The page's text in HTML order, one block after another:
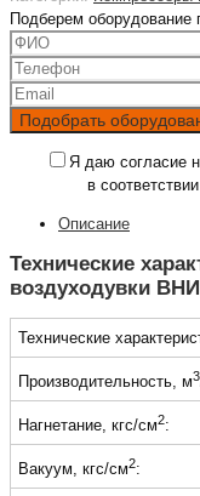
Подберем оборудование
Я даю согласие
в
Описание
Технические
воздуходувки
Технические
Производительность, м3
Нагнетание, кгс/см2:
Вакуум, кгс/см2: